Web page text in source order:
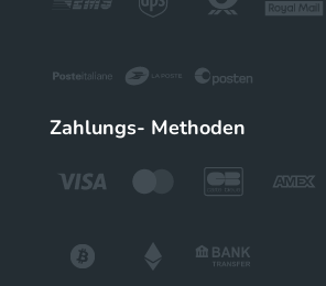
Zahlungs- Methoden